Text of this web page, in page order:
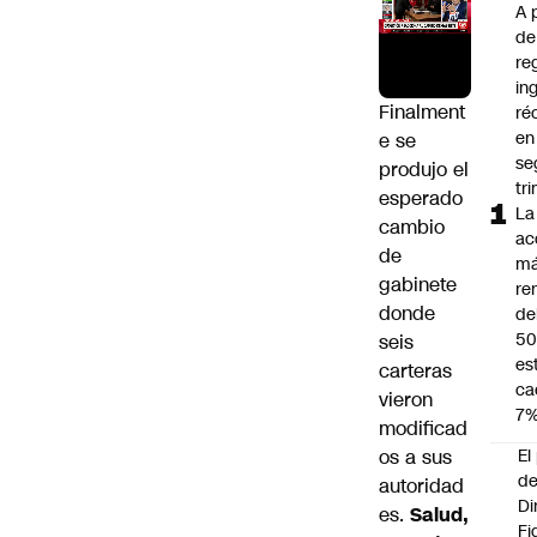
Finalment
e se
produjo el
esperado
cambio
de
gabinete
donde
seis
carteras
vieron
modificad
os a sus
autoridad
es. Salud,
A
de
La
de